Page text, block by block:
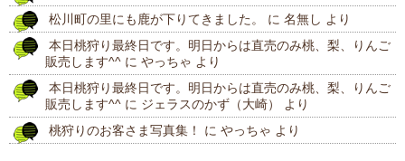
稿
松川町の里にも鹿が下りてきました。
に 名無し より
本日桃狩り最終日です。明日からは直売のみ桃、梨、りんご
販売します^^ に やっちゃ より
本日桃狩り最終日です。明日からは直売のみ桃、梨、りんご
販売します^^ に ジェラスのかず（大崎）
より
桃狩りのお客さま写真集！
に やっちゃ より